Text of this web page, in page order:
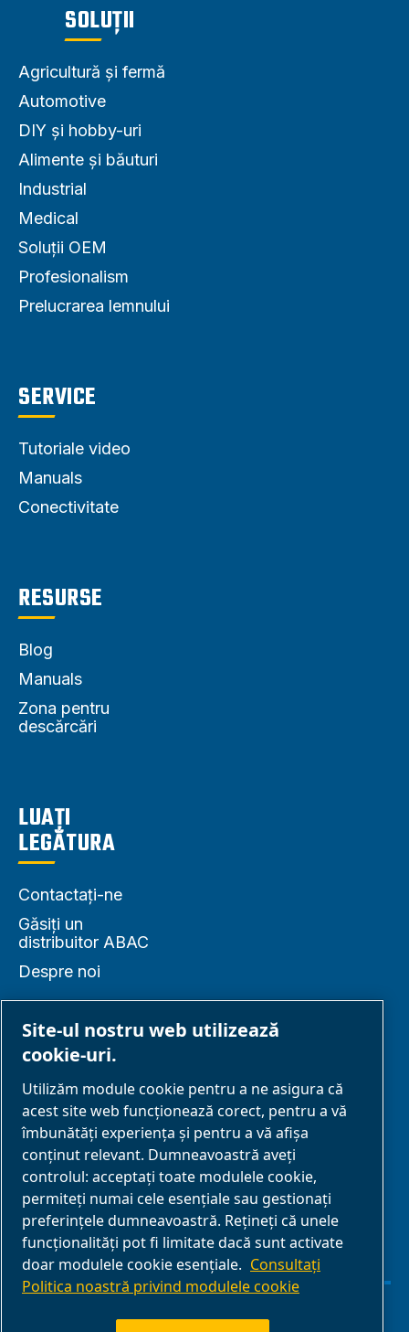
SOLUȚII
Agricultură și fermă
Automotive
DIY și hobby-uri
Alimente și băuturi
Industrial
Medical
Soluții OEM
Profesionalism
Prelucrarea lemnului
SERVICE
Tutoriale video
Manuals
Conectivitate
RESURSE
Blog
Manuals
Zona pentru
descărcări
LUAȚI
LEGĂTURA
Contactați-ne
Găsiți un
distribuitor ABAC
Despre noi
PARTENERIAT
Parteneri de
afaceri
E-Connect 2,0
Business Portal
Galerie media
ABAC
Gestionarea cookie-urilor
Site-ul nostru web utilizează
cookie-uri.
Utilizăm module cookie pentru a ne asigura că
acest site web funcționează corect, pentru a vă
îmbunătăți experiența și pentru a vă afișa
conținut relevant. Dumneavoastră aveți
controlul: acceptați toate modulele cookie,
permiteți numai cele esențiale sau gestionați
preferințele dumneavoastră. Rețineți că unele
funcționalități pot fi limitate dacă sunt activate
doar modulele cookie esențiale. Consultați
Politica noastră privind modulele cookie